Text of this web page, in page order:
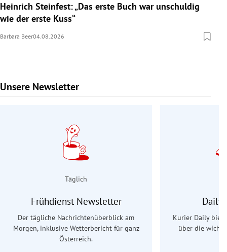
Heinrich Steinfest: „Das erste Buch war unschuldig
wie der erste Kuss“
Barbara Beer04.08.2026
Unsere Newsletter
Slide 1 von 9
Täglich
Frühdienst Newsletter
Der tägliche Nachrichtenüberblick am
Morgen, inklusive Wetterbericht für ganz
Österreich.
Daily
Kurier Daily
über die